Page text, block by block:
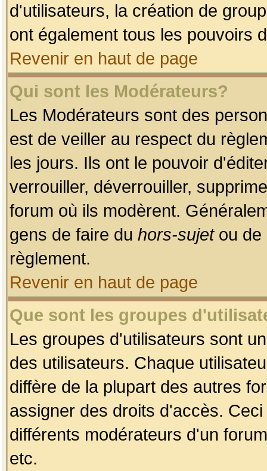
d'utilisateurs, la création de
ont également tous les pouvoirs
Revenir en haut de page
Qui sont les Modérateurs?
Les Modérateurs sont des
est de veiller au respect du
les jours. Ils ont le pouvoir
verrouiller, déverrouiller,
forum où ils modèrent.
gens de faire du hors-sujetou de
règlement.
Revenir en haut de page
Que sont les groupes
Les groupes d'utilisateurs sont
des utilisateurs. Chaque
diffère de la plupart des autres
assigner des droits d'accès.
différents modérateurs d'un
etc.